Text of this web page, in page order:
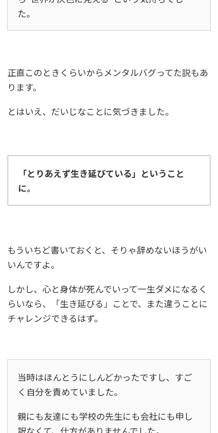
た。
正直このときくらいからメンタルバグってた説もあ
ります。
とはいえ、だいじなことに気づきました。
「とりあえず生き延びている」ということ
に。
もういちど書いておくと、そりゃ辞めないほうがい
いんですよ。
しかし、心と身体が死んでいって一生ダメになるく
らいなら、「生き延びる」ことで、また違うことに
チャレンジできるはず。
当時はほんとうにしんどかったですし、すご
く自分を責めていました。
親にも友達にも学校の先生にも会社にも申し